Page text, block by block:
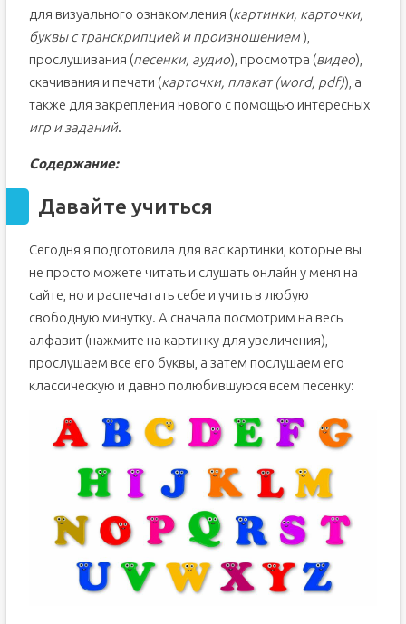
для визуального ознакомления (картинки, карточки,
буквы с транскрипцией и произношением),
прослушивания (песенки, аудио), просмотра (видео),
скачивания и печати (карточки, плакат (word, pdf)), а
также для закрепления нового с помощью интересных
игр и заданий.
Содержание:
Давайте учиться
Сегодня я подготовила для вас картинки, которые вы
не просто можете читать и слушать онлайн у меня на
сайте, но и распечатать себе и учить в любую
свободную минутку. А сначала посмотрим на весь
алфавит (нажмите на картинку для увеличения),
прослушаем все его буквы, а затем послушаем его
классическую и давно полюбившуюся всем песенку: